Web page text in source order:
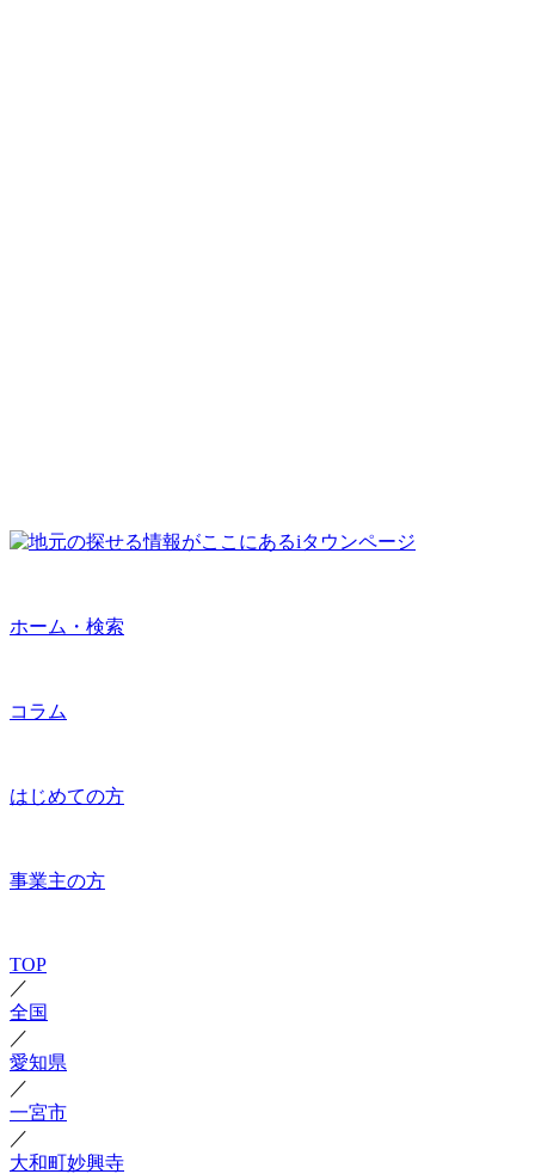
ホーム・検索
コラム
はじめての方
事業主の方
TOP
／
全国
／
愛知県
／
一宮市
／
大和町妙興寺